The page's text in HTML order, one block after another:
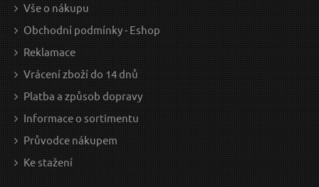
Vše o nákupu
Obchodní podmínky - Eshop
Reklamace
Vrácení zboží do 14 dnů
Platba a způsob dopravy
Informace o sortimentu
Průvodce nákupem
Ke stažení